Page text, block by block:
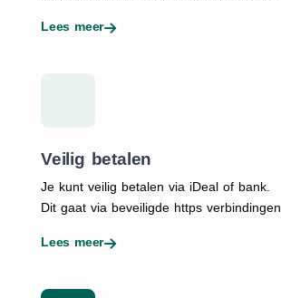
Lees meer
Veilig betalen
Je kunt veilig betalen via iDeal of bank.
Dit gaat via beveiligde https verbindingen.
Lees meer